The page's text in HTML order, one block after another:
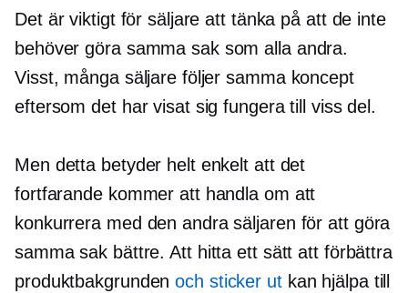
Det är viktigt för säljare att tänka på att de inte
behöver göra samma sak som alla andra.
Visst, många säljare följer samma koncept
eftersom det har visat sig fungera till viss del.
Men detta betyder helt enkelt att det
fortfarande kommer att handla om att
konkurrera med den andra säljaren för att göra
samma sak bättre. Att hitta ett sätt att förbättra
produktbakgrundenoch sticker utkan hjälpa till